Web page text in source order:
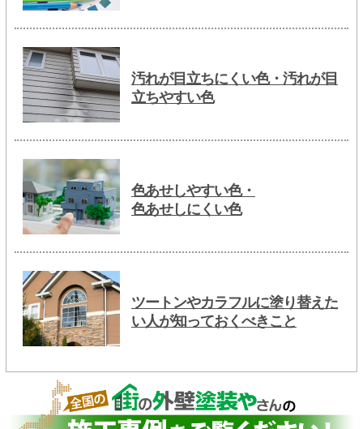
汚れが目立ちにくい色・汚れが目
立ちやすい色
色あせしやすい色・
色あせしにくい色
ツートンやカラフルに塗り替えた
い人が知っておくべきこと